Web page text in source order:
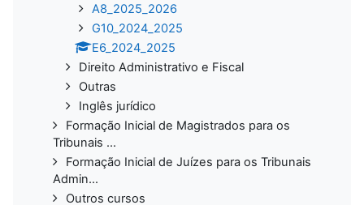
A8_2025_2026
G10_2024_2025
E6_2024_2025
Direito Administrativo e Fiscal
Outras
Inglês jurídico
Formação Inicial de Magistrados para os
Tribunais ...
Formação Inicial de Juízes para os Tribunais
Admin...
Outros cursos